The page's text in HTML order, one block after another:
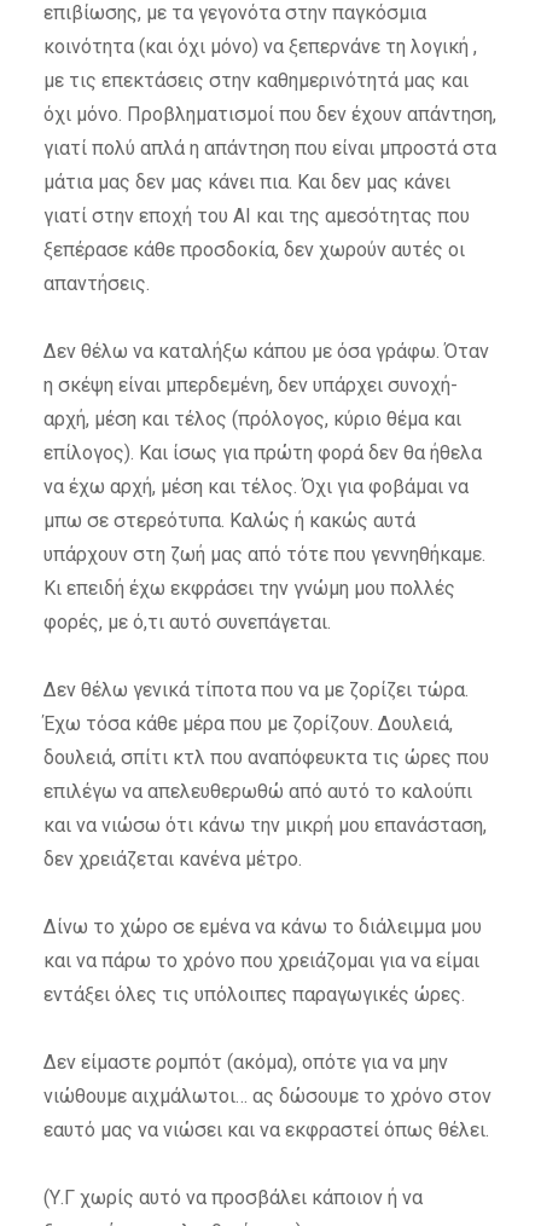
επιβίωσης, με τα γεγονότα στην παγκόσμια
κοινότητα (και όχι μόνο) να ξεπερνάνε τη λογική ,
με τις επεκτάσεις στην καθημερινότητά μας και
όχι μόνο. Προβληματισμοί που δεν έχουν απάντηση,
γιατί πολύ απλά η απάντηση που είναι μπροστά στα
μάτια μας δεν μας κάνει πια. Και δεν μας κάνει
γιατί στην εποχή του AI και της αμεσότητας που
ξεπέρασε κάθε προσδοκία, δεν χωρούν αυτές οι
απαντήσεις.
Δεν θέλω να καταλήξω κάπου με όσα γράφω. Όταν
η σκέψη είναι μπερδεμένη, δεν υπάρχει συνοχή-
αρχή, μέση και τέλος (πρόλογος, κύριο θέμα και
επίλογος). Και ίσως για πρώτη φορά δεν θα ήθελα
να έχω αρχή, μέση και τέλος. Όχι για φοβάμαι να
μπω σε στερεότυπα. Καλώς ή κακώς αυτά
υπάρχουν στη ζωή μας από τότε που γεννηθήκαμε.
Κι επειδή έχω εκφράσει την γνώμη μου πολλές
φορές, με ό,τι αυτό συνεπάγεται.
Δεν θέλω γενικά τίποτα που να με ζορίζει τώρα.
Έχω τόσα κάθε μέρα που με ζορίζουν. Δουλειά,
δουλειά, σπίτι κτλ που αναπόφευκτα τις ώρες που
επιλέγω να απελευθερωθώ από αυτό το καλούπι
και να νιώσω ότι κάνω την μικρή μου επανάσταση,
δεν χρειάζεται κανένα μέτρο.
Δίνω το χώρο σε εμένα να κάνω το διάλειμμα μου
και να πάρω το χρόνο που χρειάζομαι για να είμαι
εντάξει όλες τις υπόλοιπες παραγωγικές ώρες.
Δεν είμαστε ρομπότ (ακόμα), οπότε για να μην
νιώθουμε αιχμάλωτοι… ας δώσουμε το χρόνο στον
εαυτό μας να νιώσει και να εκφραστεί όπως θέλει.
(Υ.Γ χωρίς αυτό να προσβάλει κάποιον ή να